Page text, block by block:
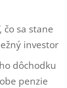
sa stane
investor
dôchodku
penzie